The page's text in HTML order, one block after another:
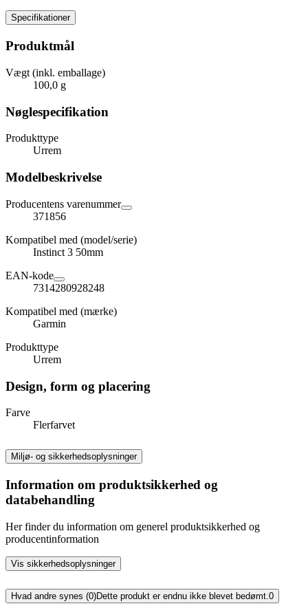
Specifikationer
Produktmål
Vægt (inkl. emballage)
100,0 g
Nøglespecifikation
Produkttype
Urrem
Modelbeskrivelse
Producentens varenummer
371856
Kompatibel med (model/serie)
Instinct 3 50mm
EAN-kode
7314280928248
Kompatibel med (mærke)
Garmin
Produkttype
Urrem
Design, form og placering
Farve
Flerfarvet
Miljø- og sikkerhedsoplysninger
Information om produktsikkerhed og
databehandling
Her finder du information om generel produktsikkerhed og
producentinformation
Vis sikkerhedsoplysninger
Hvad andre synes (0)Dette produkt er endnu ikke blevet bedømt. 0